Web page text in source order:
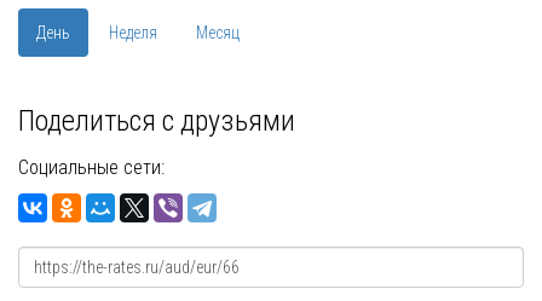
День Неделя Месяц
Поделиться с друзьями
Социальные сети: